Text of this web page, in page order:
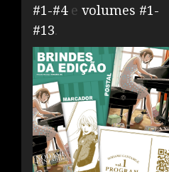
#1-#4e volumes #1-
#13.